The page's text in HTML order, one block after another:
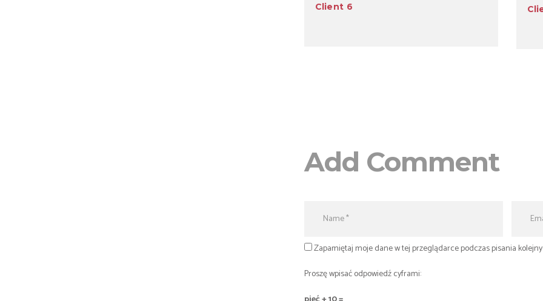
Client 6
Add Comment
Zapamiętaj moje dane w tej przeglądarce podczas pisania
Proszę wpisać odpowiedź cyframi: